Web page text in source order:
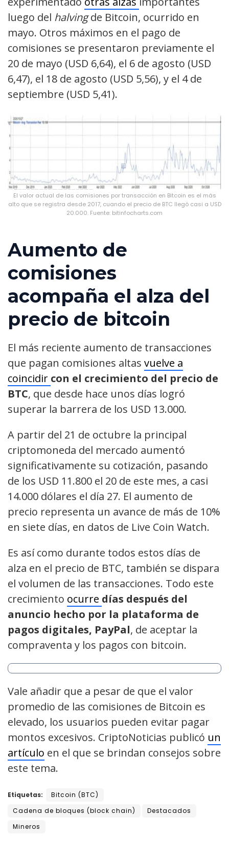
luego del halvingde Bitcoin, ocurrido en
mayo. Otros máximos en el pago de
comisiones se presentaron previamente el
20 de mayo (USD 6,64), el 6 de agosto (USD
6,47), el 18 de agosto (USD 5,56), y el 4 de
septiembre (USD 5,41).
El valor actual de las comisiones por transacción en Bitcoin es el más
alto que se registra desde 2017, cuando el precio de BTC llegó casi a USD
20.000. Fuente: bitinfocharts.com
Aumento de
comisiones
acompaña el alza del
precio de bitcoin
El más reciente aumento de transacciones
que pagan comisiones altas vuelve a
coincidir con el crecimiento del precio de
BTC, que desde hace unos días logró
superar la barrera de los USD 13.000.
A partir del 21 de octubre la principal
criptomoneda del mercado aumentó
significativamente su cotización, pasando
de los USD 11.800 el 20 de este mes, a casi
14.000 dólares el día 27. El aumento de
precio representa un avance de más de 10%
en siete días, en datos de Live Coin Watch.
Es así como durante todos estos días de
alza en el precio de BTC, también se dispara
el volumen de las transacciones. Todo este
crecimiento ocurre días después del
anuncio hecho por la plataforma de
pagos digitales, PayPal, de aceptar la
compraventa y los pagos con bitcoin.
Vale añadir que a pesar de que el valor
promedio de las comisiones de Bitcoin es
elevado, los usuarios pueden evitar pagar
montos excesivos. CriptoNoticias publicó un
artículo en el que se brindan consejos sobre
este tema.
Etiquetas:
Bitcoin (BTC)
Cadena de bloques (block chain)
Destacados
Mineros